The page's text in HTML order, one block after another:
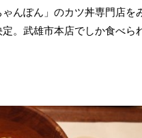
んぽん」のカツ丼専門店を
。武雄市本店でしか食べら